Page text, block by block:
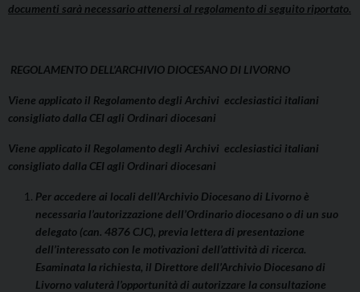
documenti sarà necessario attenersi al regolamento di seguito riportato.
REGOLAMENTO DELL’ARCHIVIO DIOCESANO DI LIVORNO
Viene applicato il Regolamento degli Archivi ecclesiastici italiani
consigliato dalla CEI agli Ordinari diocesani
Viene applicato il Regolamento degli Archivi ecclesiastici italiani
consigliato dalla CEI agli Ordinari diocesani
Per accedere ai locali dell’Archivio Diocesano di Livorno è
necessaria l’autorizzazione dell’Ordinario diocesano o di un suo
delegato (can. 4876 CJC), previa lettera di presentazione
dell’interessato con le motivazioni dell’attività di ricerca.
Esaminata la richiesta, il Direttore dell’Archivio Diocesano di
Livorno valuterà l’opportunità di autorizzare la consultazione